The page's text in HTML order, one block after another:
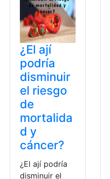
¿El ají
podría
disminuir
el riesgo
de
mortalida
d y
cáncer?
¿El ají podría
disminuir el